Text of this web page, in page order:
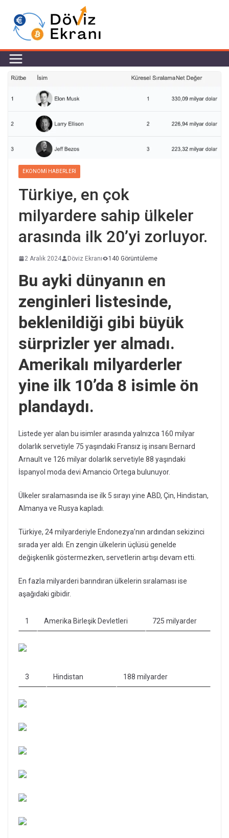
EKONOMI HABERLERI
Türkiye, en çok
milyardere sahip ülkeler
arasında ilk 20’yi zorluyor.
2 Aralık 2024 Döviz Ekranı 140 Görüntüleme
Bu ayki dünyanın en
zenginleri listesinde,
beklenildiği gibi büyük
sürprizler yer almadı.
Amerikalı milyarderler
yine ilk 10’da 8 isimle ön
plandaydı.
Listede yer alan bu isimler arasında yalnızca 160 milyar
dolarlık servetiyle 75 yaşındaki Fransız iş insanı Bernard
Arnault ve 126 milyar dolarlık servetiyle 88 yaşındaki
İspanyol moda devi Amancio Ortega bulunuyor.
Ülkeler sıralamasında ise ilk 5 sırayı yine ABD, Çin, Hindistan,
Almanya ve Rusya kapladı.
Türkiye, 24 milyarderiyle Endonezya’nın ardından sekizinci
sırada yer aldı. En zengin ülkelerin üçlüsü genelde
değişkenlik göstermezken, servetlerin artışı devam etti.
En fazla milyarderi barındıran ülkelerin sıralaması ise
aşağıdaki gibidir.
1 Amerika Birleşik Devletleri 725 milyarder
3 Hindistan 188 milyarder